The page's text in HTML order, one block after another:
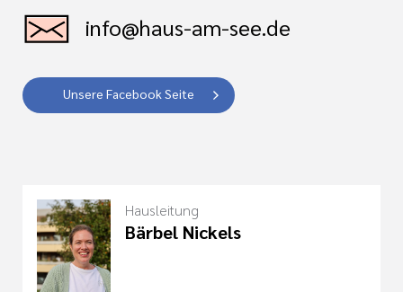
info@haus-am-see.de
Unsere Facebook Seite
Hausleitung
Bärbel Nickels